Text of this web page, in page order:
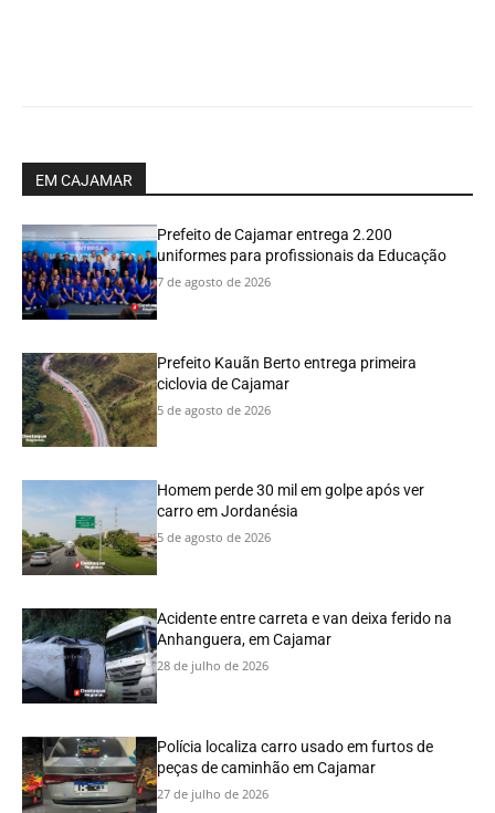
EM CAJAMAR
Prefeito de Cajamar entrega 2.200
uniformes para profissionais da Educação
7 de agosto de 2026
Prefeito Kauãn Berto entrega primeira
ciclovia de Cajamar
5 de agosto de 2026
Homem perde 30 mil em golpe após ver
carro em Jordanésia
5 de agosto de 2026
Acidente entre carreta e van deixa ferido na
Anhanguera, em Cajamar
28 de julho de 2026
Polícia localiza carro usado em furtos de
peças de caminhão em Cajamar
27 de julho de 2026